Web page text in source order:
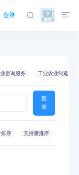
登录
咨询服务 工业农业制造
搜
索
排序 支持量排序